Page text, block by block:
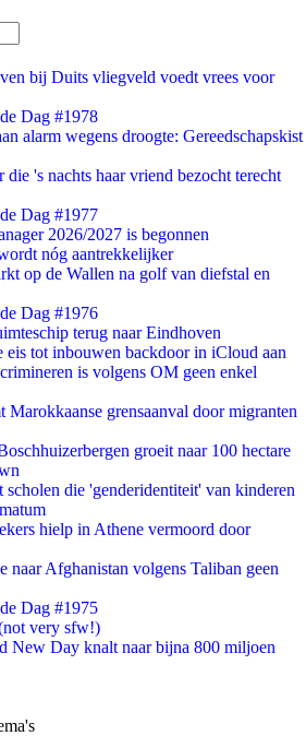
bij Duits vliegveld voedt vrees voor
Dag #1978
alarm wegens droogte: Gereedschapskist
die 's nachts haar vriend bezocht terecht
Dag #1977
2026/2027 is begonnen
nóg aantrekkelijker
op de Wallen na golf van diefstal en
Dag #1976
terug naar Eindhoven
eis tot inbouwen backdoor in iCloud aan
is volgens OM geen enkel
Marokkaanse grensaanval door migranten
groeit naar 100 hectare
scholen die 'genderidentiteit' van kinderen
hielp in Athene vermoord door
naar Afghanistan volgens Taliban geen
Dag #1975
very sfw!)
New Day knalt naar bijna 800 miljoen